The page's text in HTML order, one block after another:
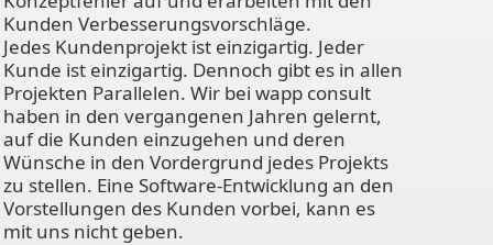
Kunden Verbesserungsvorschläge.
Jedes Kundenprojekt ist einzigartig. Jeder
Kunde ist einzigartig. Dennoch gibt es in allen
Projekten Parallelen. Wir bei wapp consult
haben in den vergangenen Jahren gelernt,
auf die Kunden einzugehen und deren
Wünsche in den Vordergrund jedes Projekts
zu stellen. Eine Software-Entwicklung an den
Vorstellungen des Kunden vorbei, kann es
mit uns nicht geben.